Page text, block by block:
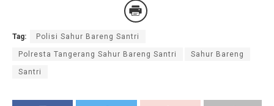
Tag: Polisi Sahur Bareng Santri
Polresta Tangerang Sahur Bareng Santri Sahur Bareng
Santri